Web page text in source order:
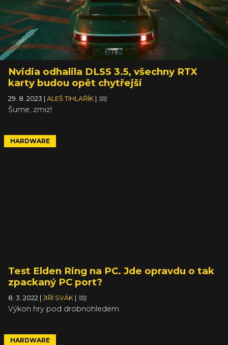
Nvidia odhalila DLSS 3.5, všechny RTX
karty budou opět chytřejší
29. 8. 2023 ALEŠ TIHLAŘÍK
Šume, zmiz!
HARDWARE
Test Elden Ring na PC. Jde opravdu o tak
zpackaný PC port?
8. 3. 2022 JIŘÍ SVÁK
Výkon hry pod drobnohledem
HARDWARE